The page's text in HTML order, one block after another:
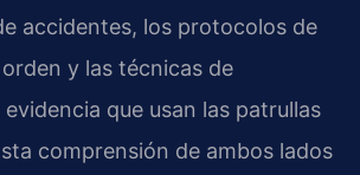
accidentes, los protocolos de
y las técnicas de
que usan las patrullas
comprensión de ambos lados